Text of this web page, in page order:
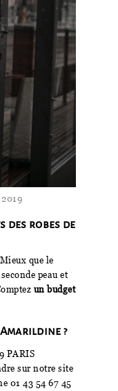
des robes de
que le
peau et
un budget
?
PARIS
sur notre site
01 43 54 67 45